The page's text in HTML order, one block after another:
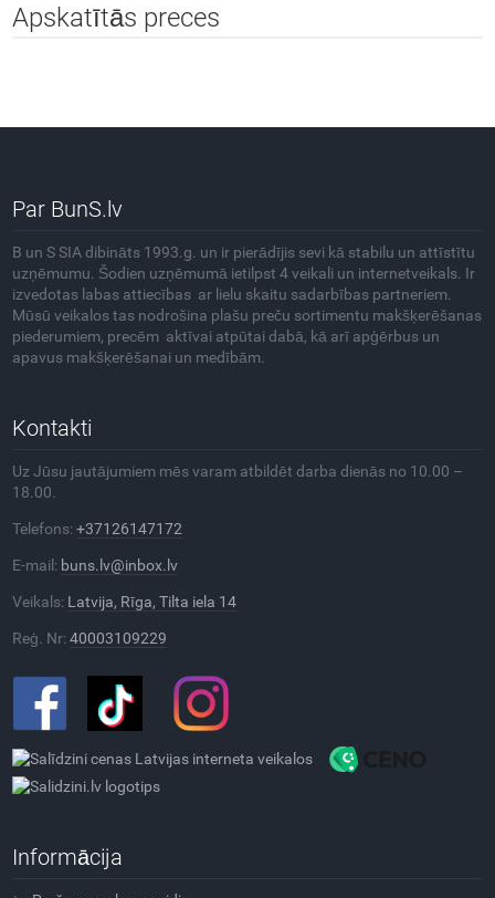
Apskatītās preces
Par BunS.lv
B un S SIA dibināts 1993.g. un ir pierādījis sevi kā stabilu un attīstītu
uzņēmumu. Šodien uzņēmumā ietilpst 4 veikali un internetveikals. Ir
izvedotas labas attiecības ar lielu skaitu sadarbības partneriem.
Mūsū veikalos tas nodrošina plašu preču sortimentu makšķerēšanas
piederumiem, precēm aktīvai atpūtai dabā, kā arī apģērbus un
apavus makšķerēšanai un medībām.
Kontakti
Uz Jūsu jautājumiem mēs varam atbildēt darba dienās no 10.00 –
18.00.
Telefons:+37126147172
E-mail: buns.lv@inbox.lv
Veikals: Latvija, Rīga, Tilta iela 14
Reģ. Nr:40003109229
Informācija